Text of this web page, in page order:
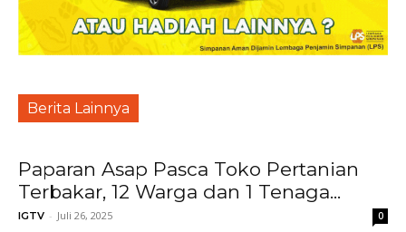
Berita Lainnya
Paparan Asap Pasca Toko Pertanian
Terbakar, 12 Warga dan 1 Tenaga...
IGTV - Juli 26, 2025 0